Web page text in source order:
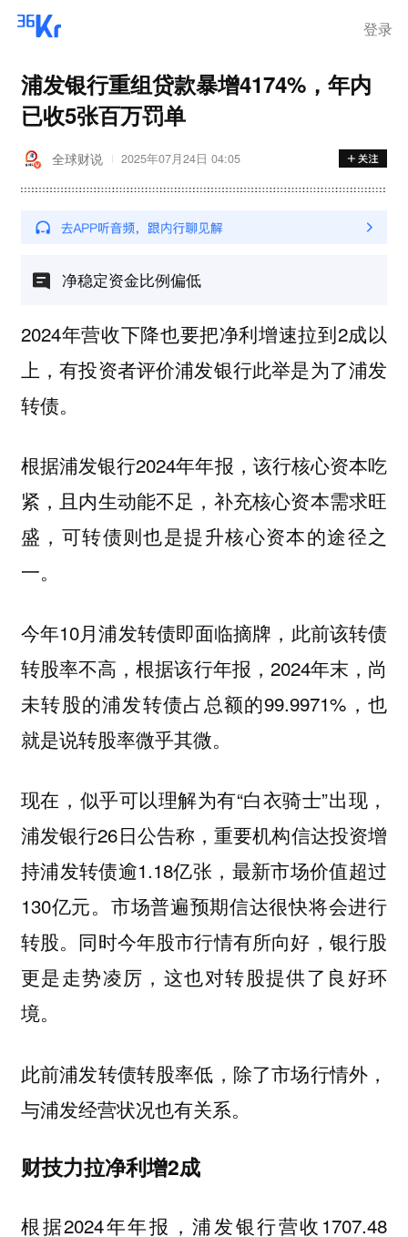
登录
浦发银行重组贷款暴增4174%，年内
已收5张百万罚单
全球财说 2025年07月24日 04:05
净稳定资金比例偏低
2024年营收下降也要把净利增速拉到2成以
上，有投资者评价浦发银行此举是为了浦发
转债。
根据浦发银行2024年年报，该行核心资本吃
紧，且内生动能不足，补充核心资本需求旺
盛，可转债则也是提升核心资本的途径之
一。
今年10月浦发转债即面临摘牌，此前该转债
转股率不高，根据该行年报，2024年末，尚
未转股的浦发转债占总额的99.9971%，也
就是说转股率微乎其微。
现在，似乎可以理解为有“白衣骑士”出现，
浦发银行26日公告称，重要机构信达投资增
持浦发转债逾1.18亿张，最新市场价值超过
130亿元。市场普遍预期信达很快将会进行
转股。同时今年股市行情有所向好，银行股
更是走势凌厉，这也对转股提供了良好环
境。
此前浦发转债转股率低，除了市场行情外，
与浦发经营状况也有关系。
财技力拉净利增2成
根据2024年年报，浦发银行营收1707.48